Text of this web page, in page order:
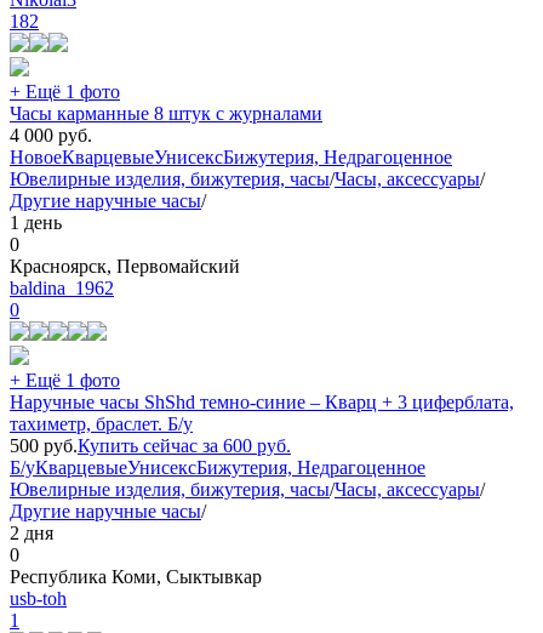
182
+ Ещё 1 фото
Часы карманные 8 штук с журналами
4 000 руб.
НовоеКварцевыеУнисексБижутерия, Недрагоценное
Ювелирные изделия, бижутерия, часы/Часы, аксессуары/
Другие наручные часы/
1 день
0
Красноярск, Первомайский
baldina_1962
0
+ Ещё 1 фото
Наручные часы ShShd темно-синие – Кварц + 3 циферблата,
тахиметр, браслет. Б/у
500 руб.Купить сейчас за 600 руб.
Б/уКварцевыеУнисексБижутерия, Недрагоценное
Ювелирные изделия, бижутерия, часы/Часы, аксессуары/
Другие наручные часы/
2 дня
0
Республика Коми, Сыктывкар
usb-toh
1